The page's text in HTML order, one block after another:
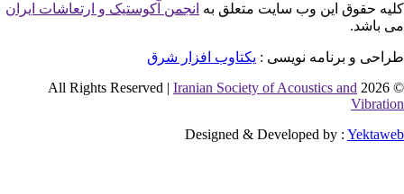
حقوق این وب سایت متعلق بهانجمن آکوستیک و ارتعاشات ایران
باشد.
و برنامه نویسی : یکتاوب افزار شرق
©
Iranian Society of Acoustics and
Designed & Developed by :